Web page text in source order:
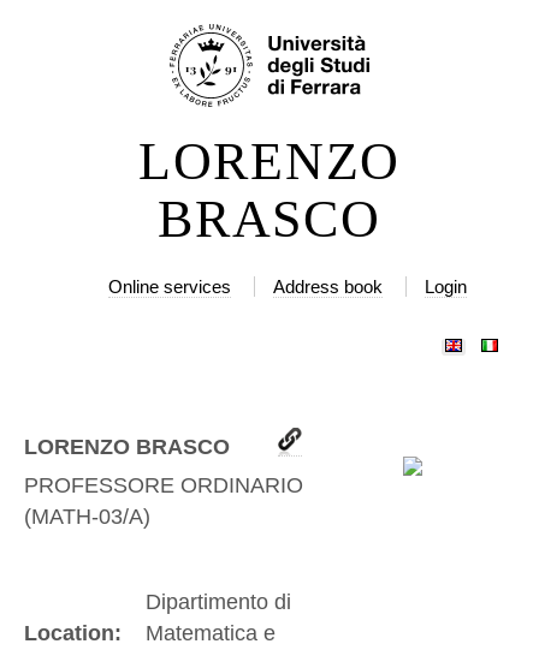
LORENZO
BRASCO
Online services Address book Login
LORENZO BRASCO
PROFESSORE ORDINARIO
(MATH-03/A)
Location:
Dipartimento di
Matematica e